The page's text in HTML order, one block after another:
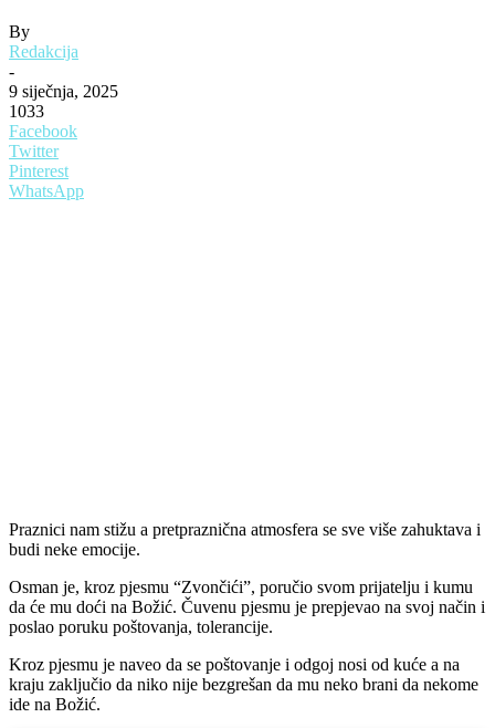
By
Redakcija
-
9 siječnja, 2025
1033
Facebook
Twitter
Pinterest
WhatsApp
Praznici nam stižu a pretpraznična atmosfera se sve više zahuktava i
budi neke emocije.
Osman je, kroz pjesmu “Zvončići”, poručio svom prijatelju i kumu
da će mu doći na Božić. Čuvenu pjesmu je prepjevao na svoj način i
poslao poruku poštovanja, tolerancije.
Kroz pjesmu je naveo da se poštovanje i odgoj nosi od kuće a na
kraju zaključio da niko nije bezgrešan da mu neko brani da nekome
ide na Božić.